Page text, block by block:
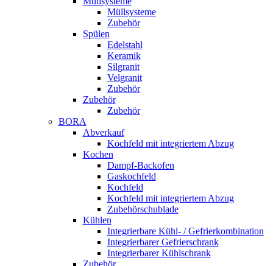
Müllsysteme
Zubehör
Spülen
Edelstahl
Keramik
Silgranit
Velgranit
Zubehör
Zubehör
Zubehör
BORA
Abverkauf
Kochfeld mit integriertem Abzug
Kochen
Dampf-Backofen
Gaskochfeld
Kochfeld
Kochfeld mit integriertem Abzug
Zubehörschublade
Kühlen
Integrierbare Kühl- / Gefrierkombination
Integrierbarer Gefrierschrank
Integrierbarer Kühlschrank
Zubehör